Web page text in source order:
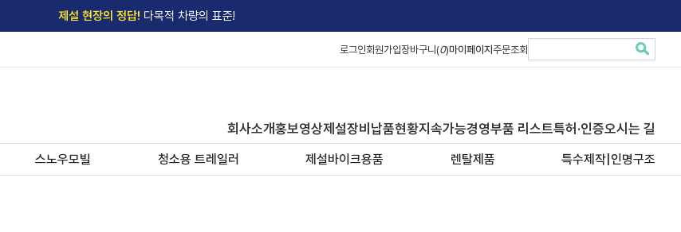
제설 현장의 정답! 다목적 차량의 표준!
로그인회원가입장바구니(0)마이페이지 주문조회
회사소개홍보영상제설장비납품현황지속가능경영부품 리스트특허·인증오시는 길
스노우모빌 청소용 트레일러 제설바이크용품 렌탈제품 특수제작|인명구조